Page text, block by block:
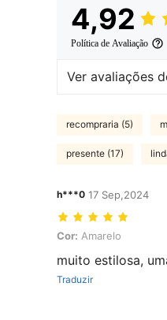
4,92
Política de Avaliação
Ver avaliações
recompraria (5)
presente (17)
h***0 17 Sep,2024
Cor: Amarelo
Cor: Amarelo
muito estilosa,
Traduzir